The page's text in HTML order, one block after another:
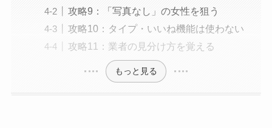
攻略9：「写真なし」の女性を狙う
攻略10：タイプ・いいね機能は使わない
攻略11：業者の見分け方を覚える
もっと見る